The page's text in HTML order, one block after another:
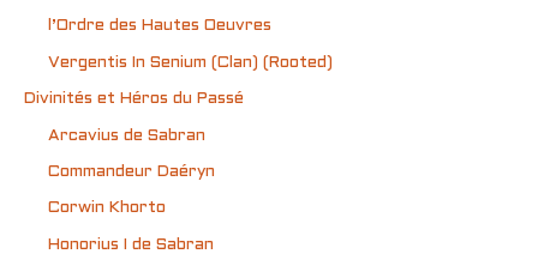
l’Ordre des Hautes Oeuvres
Vergentis In Senium (Clan) (Rooted)
Divinités et Héros du Passé
Arcavius de Sabran
Commandeur Daéryn
Corwin Khorto
Honorius I de Sabran